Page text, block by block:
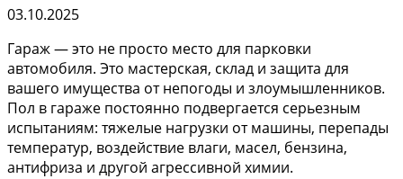
03.10.2025
Гараж — это не просто место для парковки
автомобиля. Это мастерская, склад и защита для
вашего имущества от непогоды и злоумышленников.
Пол в гараже постоянно подвергается серьезным
испытаниям: тяжелые нагрузки от машины, перепады
температур, воздействие влаги, масел, бензина,
антифриза и другой агрессивной химии.